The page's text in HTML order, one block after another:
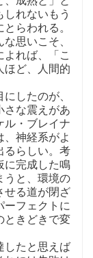
れないもう
らわれる。
思いこそ、
れば、「こ
ほど、人間的
したのが、
さな震えがあ
ル・ブレイナ
神経系がよ
るらしい。考
に完成した鳴
うと、環境の
せる道が閉ざ
ーフェクトに
ときどきで変
たと思えば